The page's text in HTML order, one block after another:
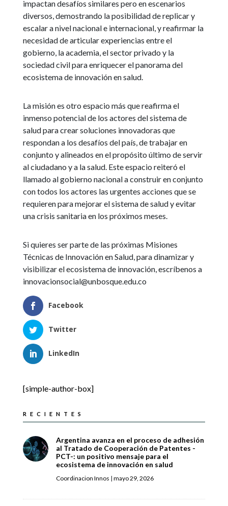
impactan desafíos similares pero en escenarios
diversos, demostrando la posibilidad de replicar y
escalar a nivel nacional e internacional, y reafirmar la
necesidad de articular experiencias entre el
gobierno, la academia, el sector privado y la
sociedad civil para enriquecer el panorama del
ecosistema de innovación en salud.
La misión es otro espacio más que reafirma el
inmenso potencial de los actores del sistema de
salud para crear soluciones innovadoras que
respondan a los desafíos del país, de trabajar en
conjunto y alineados en el propósito último de servir
al ciudadano y a la salud. Este espacio reiteró el
llamado al gobierno nacional a construir en conjunto
con todos los actores las urgentes acciones que se
requieren para mejorar el sistema de salud y evitar
una crisis sanitaria en los próximos meses.
Si quieres ser parte de las próximas Misiones
Técnicas de Innovación en Salud, para dinamizar y
visibilizar el ecosistema de innovación, escríbenos a
innovacionsocial@unbosque.edu.co
Facebook
Twitter
LinkedIn
[simple-author-box]
RECIENTES
Argentina avanza en el proceso de adhesión
al Tratado de Cooperación de Patentes -
PCT-: un positivo mensaje para el
ecosistema de innovación en salud
Coordinacion Innos | mayo 29, 2026